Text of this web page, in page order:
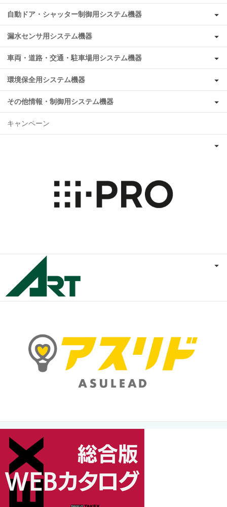
自動ドア・シャッター制御用システム機器
漏水センサ用システム機器
車両・道路・交通・駐車場用システム機器
環境保全用システム機器
その他情報・制御用システム機器
キャンペーン